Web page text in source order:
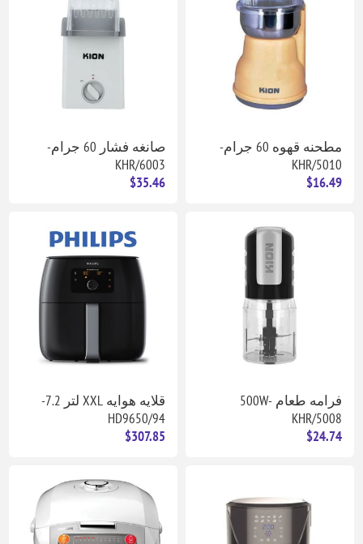
مطحنه قهوه 60 جرام-
KHR/5010
$16.49
صانغه فشار 60 جرام-
KHR/6003
$35.46
فرامه طعام 500W-
KHR/5008
$24.74
قلايه هوايه XXL لتر 7.2-
HD9650/94
$307.85